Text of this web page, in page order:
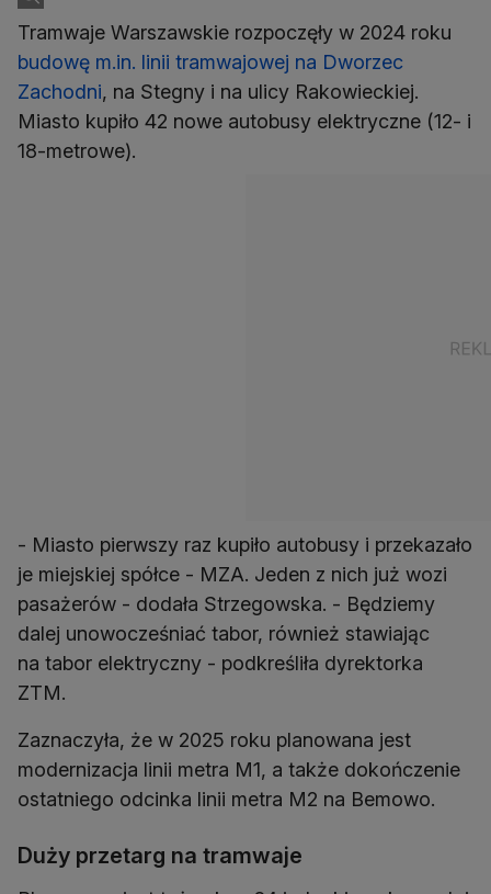
Tramwaje Warszawskie rozpoczęły w 2024 roku
budowę m.in. linii tramwajowej na Dworzec
Zachodni, na Stegny i na ulicy Rakowieckiej.
Miasto kupiło 42 nowe autobusy elektryczne (12- i
18-metrowe).
- Miasto pierwszy raz kupiło autobusy i przekazało
je miejskiej spółce - MZA. Jeden z nich już wozi
pasażerów - dodała Strzegowska. - Będziemy
dalej unowocześniać tabor, również stawiając
na tabor elektryczny - podkreśliła dyrektorka
ZTM.
Zaznaczyła, że w 2025 roku planowana jest
modernizacja linii metra M1, a także dokończenie
ostatniego odcinka linii metra M2 na Bemowo.
Duży przetarg na tramwaje